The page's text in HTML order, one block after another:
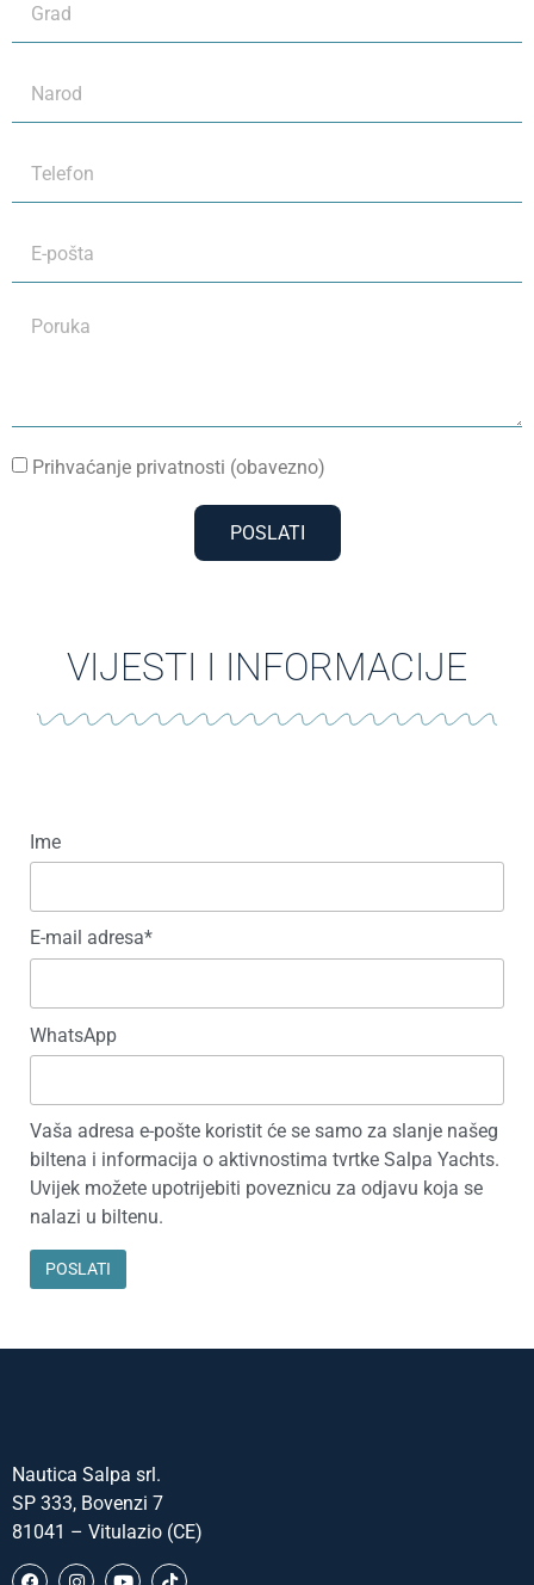
Prihvaćanje privatnosti (obavezno)
POSLATI
VIJESTI I INFORMACIJE
Ime
E-mail adresa*
WhatsApp
Vaša adresa e-pošte koristit će se samo za slanje našeg
biltena i informacija o aktivnostima tvrtke Salpa Yachts.
Uvijek možete upotrijebiti poveznicu za odjavu koja se
nalazi u biltenu.
Nautica Salpa srl.
SP 333, Bovenzi 7
81041 – Vitulazio (CE)